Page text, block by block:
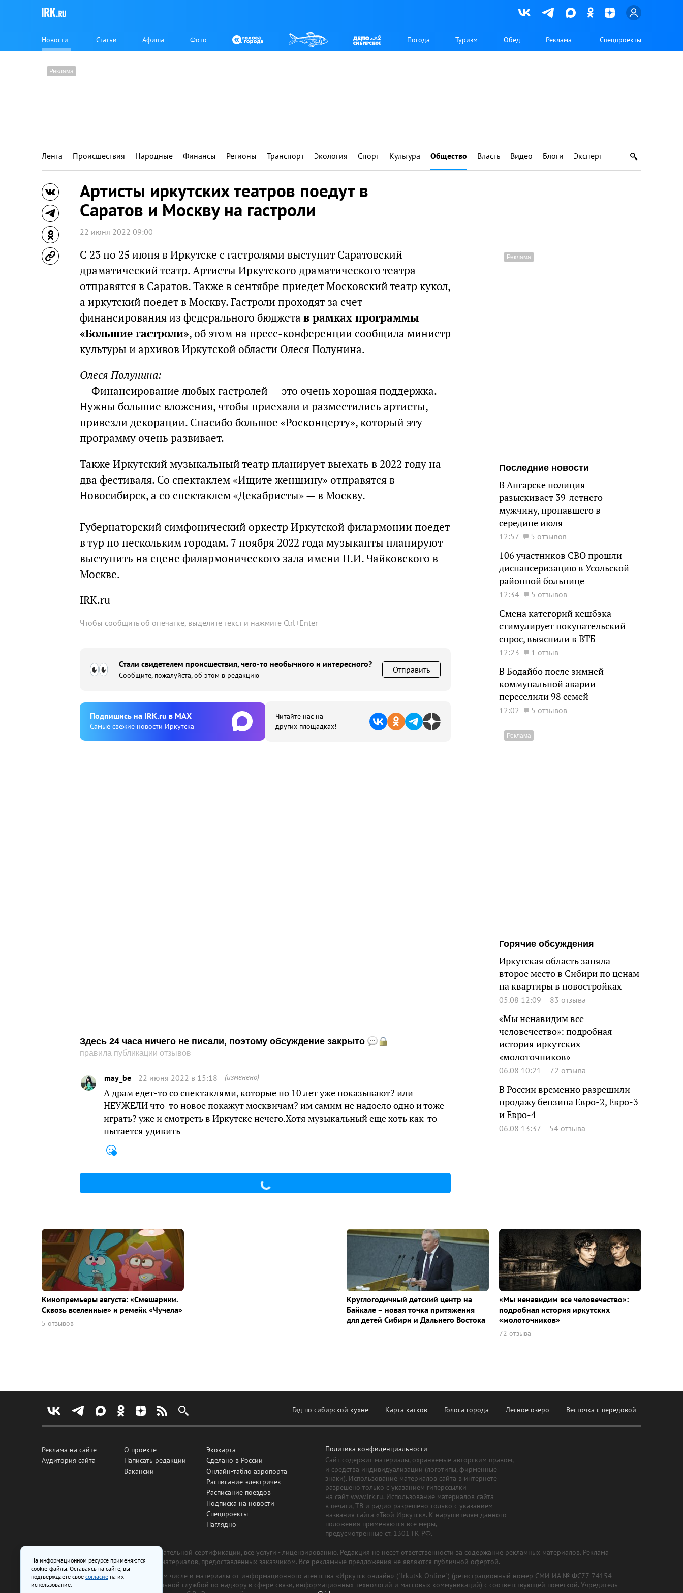
Новости Статьи Афиша Фото Погода Туризм Обед Реклама Спецпроекты
Лента Происшествия Народные Финансы Регионы Транспорт Экология Спорт Культура Общество Власть Видео Блоги Эксперт
Артисты иркутских театров поедут в
Саратов и Москву на гастроли
22 июня 2022 09:00
С 23 по 25 июня в Иркутске с гастролями выступит Саратовский
драматический театр. Артисты Иркутского драматического театра
отправятся в Саратов. Также в сентябре приедет Московский театр кукол,
а иркутский поедет в Москву. Гастроли проходят за счет
финансирования из федерального бюджета в рамках программы
«Большие гастроли», об этом на пресс-конференции сообщила министр
культуры и архивов Иркутской области Олеся Полунина.
Олеся Полунина:
— Финансирование любых гастролей — это очень хорошая поддержка.
Нужны большие вложения, чтобы приехали и разместились артисты,
привезли декорации. Спасибо большое «Росконцерту», который эту
программу очень развивает.
Также Иркутский музыкальный театр планирует выехать в 2022 году на
два фестиваля. Со спектаклем «Ищите женщину» отправятся в
Новосибирск, а со спектаклем «Декабристы» — в Москву.
Губернаторский симфонический оркестр Иркутской филармонии поедет
в тур по нескольким городам. 7 ноября 2022 года музыканты планируют
выступить на сцене филармонического зала имени П.И. Чайковского в
Москве.
IRK.ru
Чтобы сообщить об опечатке, выделите текст и нажмите Ctrl+Enter
Стали свидетелем происшествия, чего-то необычного и интересного?
Сообщите, пожалуйста, об этом в редакцию
Отправить
Подпишиcь на IRK.ru в MAX
Cамые свежие новости Иркутска
Читайте нас на
других площадках!
Здесь 24 часа ничего не писали, поэтому обсуждение закрыто
правила публикации отзывов
may_be 22 июня 2022 в 15:18 (изменено)
А драм едет-то со спектаклями, которые по 10 лет уже показывают? или
НЕУЖЕЛИ что-то новое покажут москвичам? им самим не надоело одно и тоже
играть? уже и смотреть в Иркутске нечего.Хотя музыкальный еще хоть как-то
пытается удивить
Последние новости
В Ангарске полиция
разыскивает 39-летнего
мужчину, пропавшего в
середине июля
12:57 5 отзывов
106 участников СВО прошли
диспансеризацию в Усольской
районной больнице
12:34 5 отзывов
Смена категорий кешбэка
стимулирует покупательский
спрос, выяснили в ВТБ
12:23 1 отзыв
В Бодайбо после зимней
коммунальной аварии
переселили 98 семей
12:02 5 отзывов
Горячие обсуждения
Иркутская область заняла
второе место в Сибири по ценам
на квартиры в новостройках
05.08 12:09 83 отзыва
«Мы ненавидим все
человечество»: подробная
история иркутских
«молоточников»
06.08 10:21 72 отзыва
В России временно разрешили
продажу бензина Евро-2, Евро-3
и Евро-4
06.08 13:37 54 отзыва
Кинопремьеры августа: «Смешарики.
Сквозь вселенные» и ремейк «Чучела»
5 отзывов
Круглогодичный детский центр на
Байкале – новая точка притяжения
для детей Сибири и Дальнего Востока
«Мы ненавидим все человечество»:
подробная история иркутских
«молоточников»
72 отзыва
Гид по сибирской кухне Карта катков Голоса города Лесное озеро Весточка с передовой
Реклама на сайте
Аудитория сайта
О проекте
Написать редакции
Вакансии
Экокарта
Сделано в России
Онлайн-табло аэропорта
Расписание электричек
Расписание поездов
Подписка на новости
Спецпроекты
Наглядно
Политика конфиденциальности
Сайт содержит материалы, охраняемые авторским правом,
и средства индивидуализации (логотипы, фирменные
знаки). Использование материалов сайта в интернете
разрешено только с указанием гиперссылки
на сайт www.irk.ru. Использование материалов сайта
в печати, ТВ и радио разрешено только с указанием
названия сайта «Твой Иркутск». К нарушителям данного
положения применяются все меры,
предусмотренные ст. 1301 ГК РФ.
Все рекламные товары подлежат обязательной сертификации, все услуги - лицензированию. Редакция не несет ответственности за содержание рекламных материалов. Реклама
изготовлена и размещена на основе материалов, предоставленных заказчиком. Все рекламные предложения не являются публичной офертой.
На сайте www.irk.ru размещаются в том числе и материалы от информационного агентства «Иркутск онлайн» ("Irkutsk Online") (регистрационный номер СМИ ИА № ФС77-74154
от 29 октября 2018 г., выдан Федеральной службой по надзору в сфере связи, информационных технологий и массовых коммуникаций) с соответствующей пометкой. Учредитель —
На информационном ресурсе применяются
cookie-файлы. Оставаясь на сайте, вы
подтверждаете свое согласие на их
использование.